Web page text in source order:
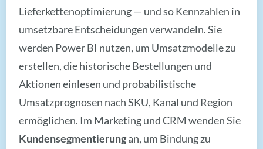
Lieferkettenoptimierung — und so Kennzahlen in
umsetzbare Entscheidungen verwandeln. Sie
werden Power BI nutzen, um Umsatzmodelle zu
erstellen, die historische Bestellungen und
Aktionen einlesen und probabilistische
Umsatzprognosen nach SKU, Kanal und Region
ermöglichen. Im Marketing und CRM wenden Sie
Kundensegmentierungan, um Bindung zu